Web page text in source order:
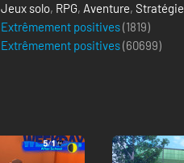
Jeux solo, RPG, Aventure, Stratégie
Extrêmement positives(1819)
Extrêmement positives(60699)